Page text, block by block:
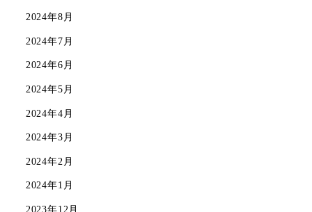
2024年8月
2024年7月
2024年6月
2024年5月
2024年4月
2024年3月
2024年2月
2024年1月
2023年12月